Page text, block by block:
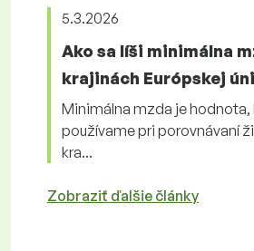
5.3.2026
Ako sa líši minimálna
krajinách Európskej
Minimálna mzda je hodnota,
používame pri porovnávaní
kra...
Zobraziť ďalšie články